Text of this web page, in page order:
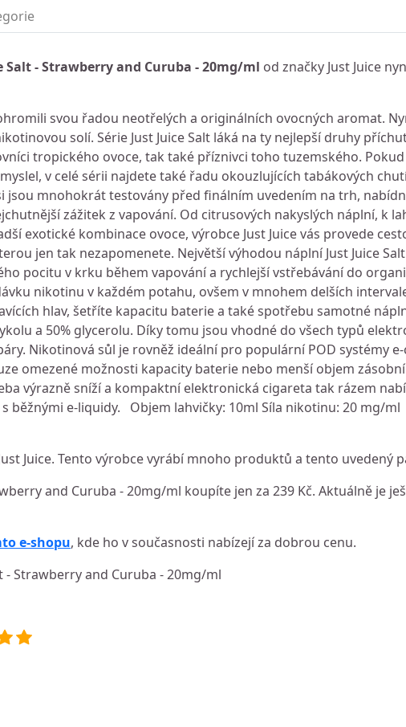
Salt - Strawberry and Curuba - 20mg/ml od značky Just Juice
svou řadou neotřelých a originálních ovocných aromat.
solí. Série Just Juice Salt láká na ty nejlepší druhy
tropického ovoce, tak také příznivci toho tuzemského.
v celé sérii najdete také řadu okouzlujících tabákových
jsou mnohokrát testovány před finálním uvedením na trh,
zážitek z vapování. Od citrusových nakyslých náplní, k
exotické kombinace ovoce, výrobce Just Juice vás provede
jen tak nezapomenete. Největší výhodou náplní Just Juice
pocitu v krku během vapování a rychlejší vstřebávání do
nikotinu v každém potahu, ovšem v mnohem delších
hlav, šetříte kapacitu baterie a také spotřebu samotné
a 50% glycerolu. Díky tomu jsou vhodné do všech typů
Nikotinová sůl je rovněž ideální pro populární POD systémy
omezené možnosti kapacity baterie nebo menší objem
výrazně sníží a kompaktní elektronická cigareta tak rázem
běžnými e-liquidy. Objem lahvičky: 10ml Síla nikotinu: 20 mg/
Juice. Tento výrobce vyrábí mnoho produktů a tento uvedený
and Curuba - 20mg/ml koupíte jen za 239 Kč. Aktuálně je
e-shopu, kde ho v současnosti nabízejí za dobrou cenu.
- Strawberry and Curuba - 20mg/ml